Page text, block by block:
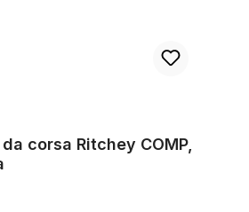
corsa Ritchey COMP,